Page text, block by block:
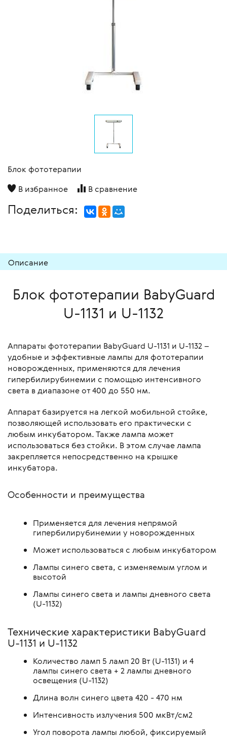
Блок фототерапии
В избранное
В сравнение
Поделиться:
Описание
Блок фототерапии BabyGuard
U-1131 и U-1132
Аппараты фототерапии BabyGuard U-1131 и U-1132 –
удобные и эффективные лампы для фототерапии
новорожденных, применяются для лечения
гипербилирубинемии с помощью интенсивного
света в диапазоне от 400 до 550 нм.
Аппарат базируется на легкой мобильной стойке,
позволяющей использовать его практически с
любым инкубатором. Также лампа может
использоваться без стойки. В этом случае лампа
закрепляется непосредственно на крышке
инкубатора.
Особенности и преимущества
Применяется для лечения непрямой
гипербилирубинемии у новорожденных
Может использоваться с любым инкубатором
Лампы синего света, с изменяемым углом и
высотой
Лампы синего света и лампы дневного света
(U-1132)
Технические характеристики BabyGuard
U-1131 и U-1132
Количество ламп 5 ламп 20 Вт (U-1131) и 4
лампы синего света + 2 лампы дневного
освещения (U-1132)
Длина волн синего цвета 420 - 470 нм
Интенсивность излучения 500 мкВт/см2
Угол поворота лампы любой, фиксируемый